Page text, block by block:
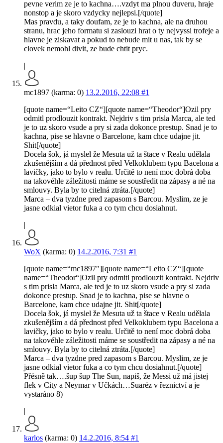
pevne verim ze je to kachna….vzdyt ma plnou duveru, hraje
nonstop a je skoro vzdycky nejlepsi.[/quote]
Mas pravdu, a taky doufam, ze je to kachna, ale na druhou
stranu, hrac jeho formatu si zaslouzi hrat o ty nejvyssi trofeje a
hlavne je ziskavat a pokud to nebude mit u nas, tak by se
clovek nemohl divit, ze bude chtit pryc.
|
mc1897 (karma: 0) 13.2.2016, 22:08 #1
[quote name=“Leito CZ“][quote name=“Theodor“]Ozil pry
odmitl prodlouzit kontrakt. Nejdriv s tim prisla Marca, ale ted
je to uz skoro vsude a pry si zada dokonce prestup. Snad je to
kachna, pise se hlavne o Barcelone, kam chce udajne jit.
Shit[/quote]
Docela šok, já myslel že Mesuta už ta štace v Realu udělala
zkušenějším a dá přednost před Velkoklubem typu Bacelona a
lavičky, jako to bylo v realu. Určitě to není moc dobrá doba
na takovéhle záležitosti máme se soustředit na zápasy a né na
smlouvy. Byla by to citelná ztráta.[/quote]
Marca – dva tyzdne pred zapasom s Barcou. Myslim, ze je
jasne odkial vietor fuka a co tym chcu dosiahnut.
|
WoX (karma: 0) 14.2.2016, 7:31 #1
[quote name=“mc1897″][quote name=“Leito CZ“][quote
name=“Theodor“]Ozil pry odmitl prodlouzit kontrakt. Nejdriv
s tim prisla Marca, ale ted je to uz skoro vsude a pry si zada
dokonce prestup. Snad je to kachna, pise se hlavne o
Barcelone, kam chce udajne jit. Shit[/quote]
Docela šok, já myslel že Mesuta už ta štace v Realu udělala
zkušenějším a dá přednost před Velkoklubem typu Bacelona a
lavičky, jako to bylo v realu. Určitě to není moc dobrá doba
na takovéhle záležitosti máme se soustředit na zápasy a né na
smlouvy. Byla by to citelná ztráta.[/quote]
Marca – dva tyzdne pred zapasom s Barcou. Myslim, ze je
jasne odkial vietor fuka a co tym chcu dosiahnut.[/quote]
Přésně tak….šup šup The Sun, napiš, že Messi už má jistej
flek v City a Neymar v Učkách…Suaréz v řeznictví a je
vystaráno 8)
|
karlos (karma: 0) 14.2.2016, 8:54 #1